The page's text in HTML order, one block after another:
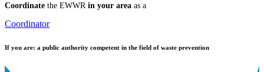
Coordinate the EWWR in your area as a
Coordinator
If you are: a public authority competent in the field of waste prevention